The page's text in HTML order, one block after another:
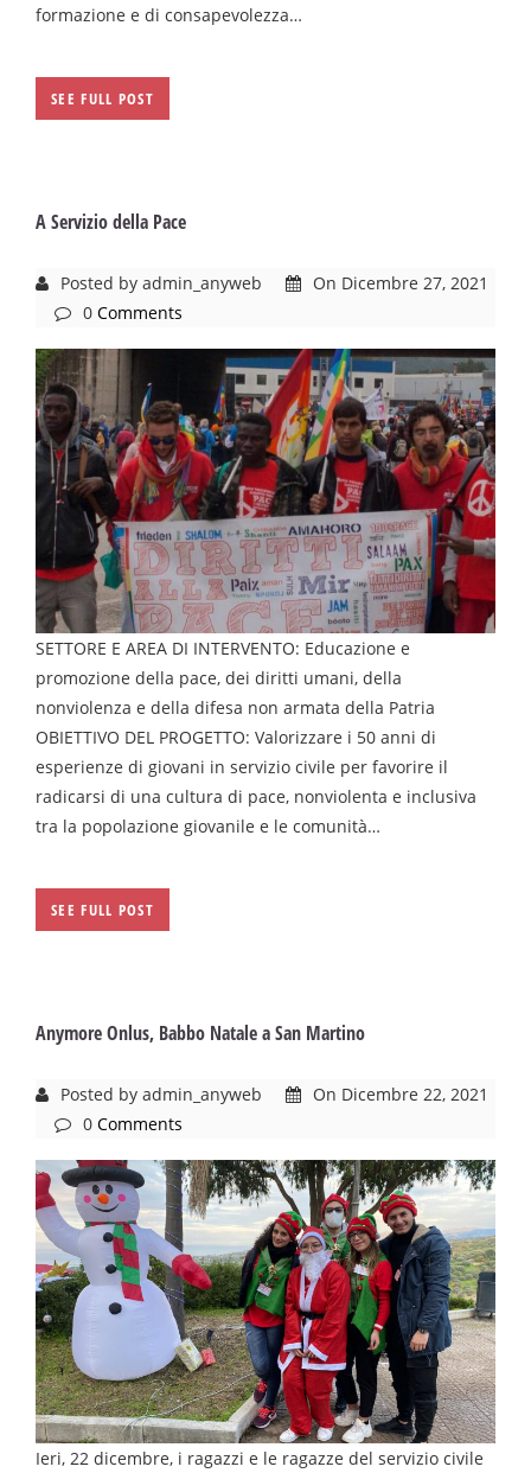
formazione e di consapevolezza…
SEE FULL POST
A Servizio della Pace
Posted by admin_anyweb
On Dicembre 27, 2021
0 Comments
SETTORE E AREA DI INTERVENTO: Educazione e
promozione della pace, dei diritti umani, della
nonviolenza e della difesa non armata della Patria
OBIETTIVO DEL PROGETTO: Valorizzare i 50 anni di
esperienze di giovani in servizio civile per favorire il
radicarsi di una cultura di pace, nonviolenta e inclusiva
tra la popolazione giovanile e le comunità…
SEE FULL POST
Anymore Onlus, Babbo Natale a San Martino
Posted by admin_anyweb
On Dicembre 22, 2021
0 Comments
Ieri, 22 dicembre, i ragazzi e le ragazze del servizio civile